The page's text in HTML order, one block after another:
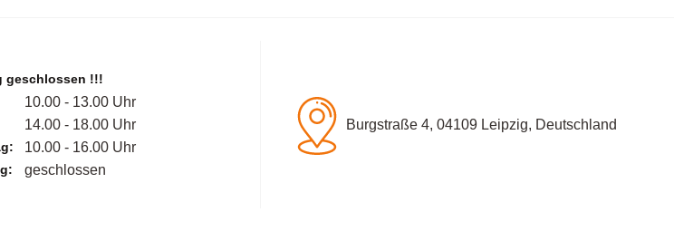
geschlossen !!!
10.00 - 13.00 Uhr
14.00 - 18.00 Uhr
10.00 - 16.00 Uhr
geschlossen
Burgstraße 4, 04109 Leipzig, Deutschland